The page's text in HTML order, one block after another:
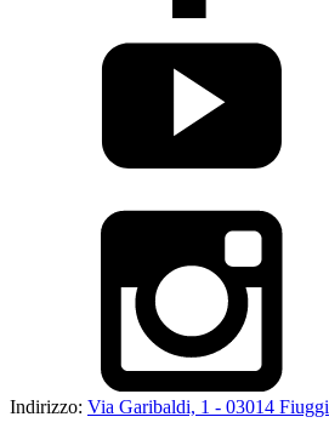
Indirizzo: Via Garibaldi, 1 - 03014 Fiuggi